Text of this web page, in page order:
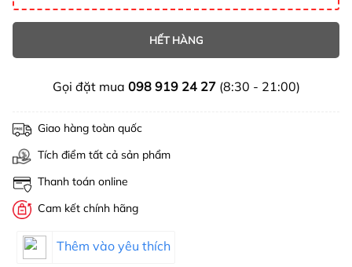
HẾT HÀNG
Gọi đặt mua 098 919 24 27(8:30 - 21:00)
Giao hàng toàn quốc
Tích điểm tất cả sản phẩm
Thanh toán online
Cam kết chính hãng
Thêm vào yêu thích